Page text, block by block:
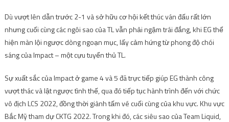
Dù vượt lên dẫn trước 2-1 và sở hữu cơ hội kết thúc ván đấu rất lớn
nhưng cuối cùng các ngôi sao của TL vẫn phải ngậm trái đắng, khi EG thể
hiện màn lội ngược dòng ngoạn mục, lấy cảm hứng từ phong độ chói
sáng của Impact – một cựu tuyển thủ TL.
Sự xuất sắc của Impact ở game 4 và 5 đã trực tiếp giúp EG thành công
vượt thác và lật ngược tình thế, qua đó tiếp tục hành trình đến với chức
vô địch LCS 2022, đồng thời giành tấm vé cuối cùng của khu vực. Khu vực
Bắc Mỹ tham dự CKTG 2022. Trong khi đó, các siêu sao của Team Liquid,